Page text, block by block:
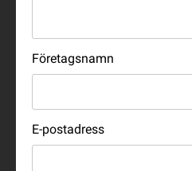
Företagsnamn
E-postadress